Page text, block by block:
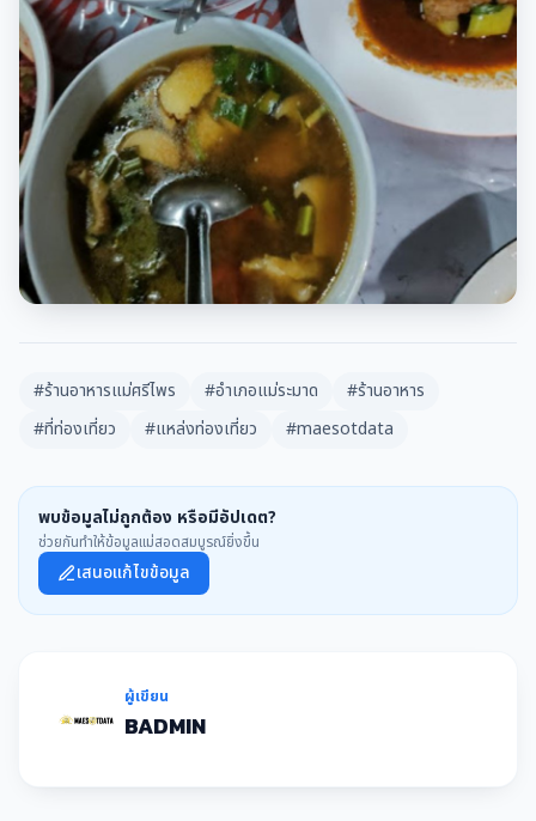
#ร้านอาหารแม่ศรีไพร #อำเภอแม่ระมาด
#ร้านอาหาร
#ที่ท่องเที่ยว
#แหล่งท่องเที่ยว #maesotdata
พบข้อมูลไม่ถูกต้อง หรือมีอัปเดต?
ช่วยกันทำให้ข้อมูลแม่สอดสมบูรณ์ยิ่งขึ้น
เสนอแก้ไขข้อมูล
ผู้เขียน
BADMIN